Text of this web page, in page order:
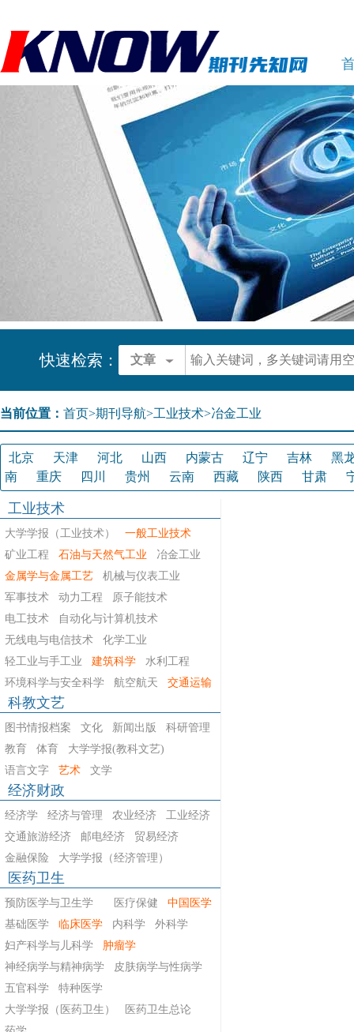
快速检索： 文章
当前位置： 首页>期刊导航>工业技术>冶金工业
北京 天津 河北 山西 内蒙古 辽宁 吉林
黑
南
重庆 四川 贵州 云南 西藏 陕西 甘肃
工业技术
大学学报（工业技术）
一般工业技术
矿业工程
石油与天然气工业
冶金工业
金属学与金属工艺
机械与仪表工业
军事技术
动力工程
原子能技术
电工技术
自动化与计算机技术
无线电与电信技术
化学工业
轻工业与手工业
建筑科学
水利工程
环境科学与安全科学
航空航天 交通运输
科教文艺
图书情报档案 文化 新闻出版
科研管理
教育
体育
大学学报(教科文艺)
语言文字
艺术 文学
经济财政
经济学 经济与管理 农业经济
工业经济
交通旅游经济
邮电经济
贸易经济
金融保险
大学学报（经济管理）
医药卫生
预防医学与卫生学 医疗保健
中国医学
基础医学
临床医学 内科学
外科学
妇产科学与儿科学
肿瘤学
神经病学与精神病学
皮肤病学与性病学
五官科学
特种医学
大学学报（医药卫生）
医药卫生总论